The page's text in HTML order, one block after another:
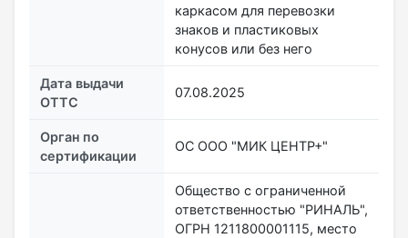
каркасом для перевозки
знаков и пластиковых
конусов или без него
Дата выдачи
ОТТС
07.08.2025
Орган по
сертификации
ОС ООО "МИК ЦЕНТР+"
Общество с ограниченной
ответственностью "РИНАЛЬ",
ОГРН 1211800001115, место